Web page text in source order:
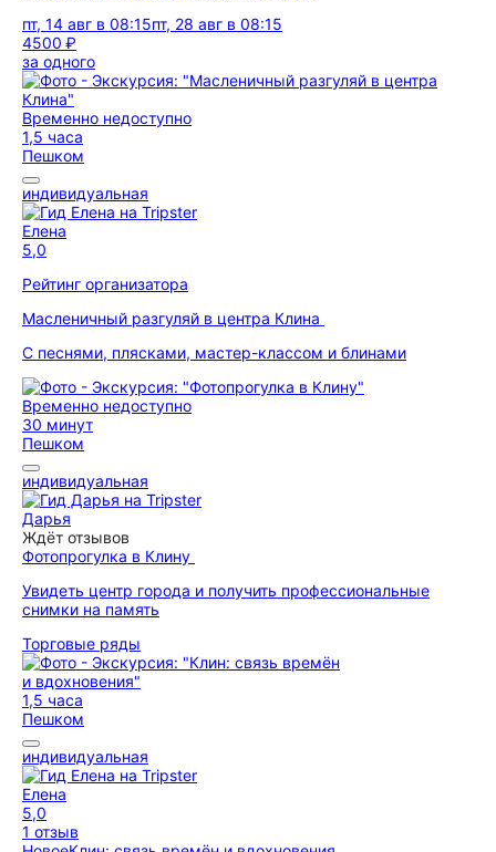
пт, 14 авг в 08:15пт, 28 авг в 08:15
4500 ₽
за одного
Временно недоступно
1,5 часа
Пешком
индивидуальная
Елена
5,0
Рейтинг организатора
Масленичный разгуляй в центра Клина
С песнями, плясками, мастер-классом и блинами
Временно недоступно
30 минут
Пешком
индивидуальная
Дарья
Ждёт отзывов
Фотопрогулка в Клину
Увидеть центр города и получить профессиональные
снимки на память
Торговые ряды
1,5 часа
Пешком
индивидуальная
Елена
5,0
1 отзыв